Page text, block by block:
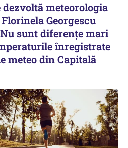
dezvoltă meteorologia
Georgescu
sunt diferențe mari
înregistrate
meteo din Capitală